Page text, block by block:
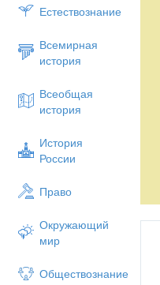
Естествознание
Всемирная
история
Всеобщая
история
История
России
Право
Окружающий
мир
Обществознание